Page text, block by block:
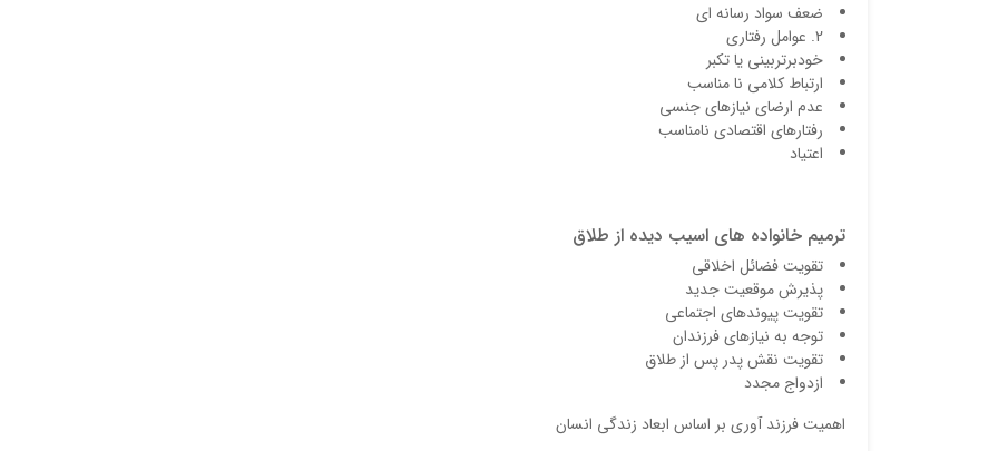
ضعف سواد رسانه ای
2. عوامل رفتاری
خودبرتربینی یا تکبر
ارتباط کلامی نا مناسب
عدم ارضای نیازهای جنسی
رفتارهای اقتصادی نامناسب
اعتیاد
ترمیم خانواده های اسیب دیده از طلاق
تقویت فضائل اخلاقی
پذیرش موقعیت جدید
تقویت پیوندهای اجتماعی
توجه به نیازهای فرزندان
تقویت نقش پدر پس از طلاق
ازدواج مجدد
اهمیت فرزند آوری بر اساس ابعاد زندگی انسان